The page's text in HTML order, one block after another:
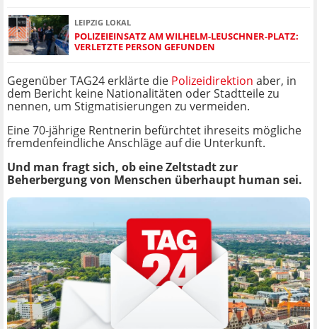
LEIPZIG LOKAL
POLIZEIEINSATZ AM WILHELM-LEUSCHNER-PLATZ:
VERLETZTE PERSON GEFUNDEN
Gegenüber TAG24 erklärte die Polizeidirektion aber, in
dem Bericht keine Nationalitäten oder Stadtteile zu
nennen, um Stigmatisierungen zu vermeiden.
Eine 70-jährige Rentnerin befürchtet ihreseits mögliche
fremdenfeindliche Anschläge auf die Unterkunft.
Und man fragt sich, ob eine Zeltstadt zur
Beherbergung von Menschen überhaupt human sei.